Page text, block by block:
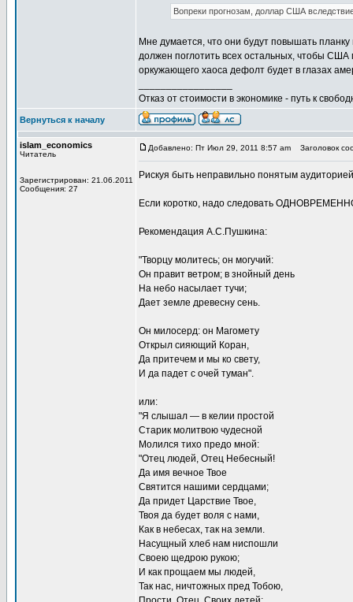
Вопреки прогнозам, доллар США
Мне думается, что они будут повышать
должен поглотить всех остальных, чтобы США
оркужающего хаоса дефолт будет в глазах
Отказ от стоимости в экономике - путь к
Вернуться к началу
islam_economics
Читатель
Зарегистрирован: 21.06.2011
Сообщения: 27
Добавлено: Пт Июл 29, 2011 8:57 am Заголовок
Рискуя быть неправильно понятым
Если коротко, надо следовать
Рекомендация А.С.Пушкина:
"Творцу молитесь; он могучий:
Он правит ветром; в знойный день
На небо насылает тучи;
Дает земле древесну сень.
Он милосерд: он Магомету
Открыл сияющий Коран,
Да притечем и мы ко свету,
И да падет с очей туман".
или:
"Я слышал — в келии простой
Старик молитвою чудесной
Молился тихо предо мной:
"Отец людей, Отец Небесный!
Да имя вечное Твое
Святится нашими сердцами;
Да придет Царствие Твое,
Твоя да будет воля с нами,
Как в небесах, так на земли.
Насущный хлеб нам ниспошли
Своею щедрою рукою;
И как прощаем мы людей,
Так нас, ничтожных пред Тобою,